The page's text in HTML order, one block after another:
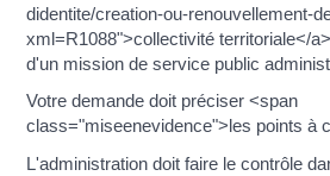
didentite/creation-ou-renouvellement-
xml=R1088">collectivité territoriale</
d'un mission de service public
Votre demande doit préciser <span
class="miseenevidence">les points à
L'administration doit faire le contrôle